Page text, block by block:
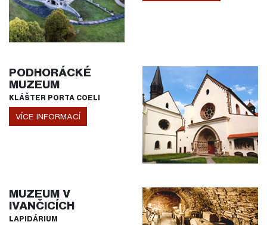
PODHORÁCKÉ
MUZEUM
KLÁŠTER PORTA COELI
VÍCE INFORMACÍ
MUZEUM V
IVANČICÍCH
LAPIDÁRIUM